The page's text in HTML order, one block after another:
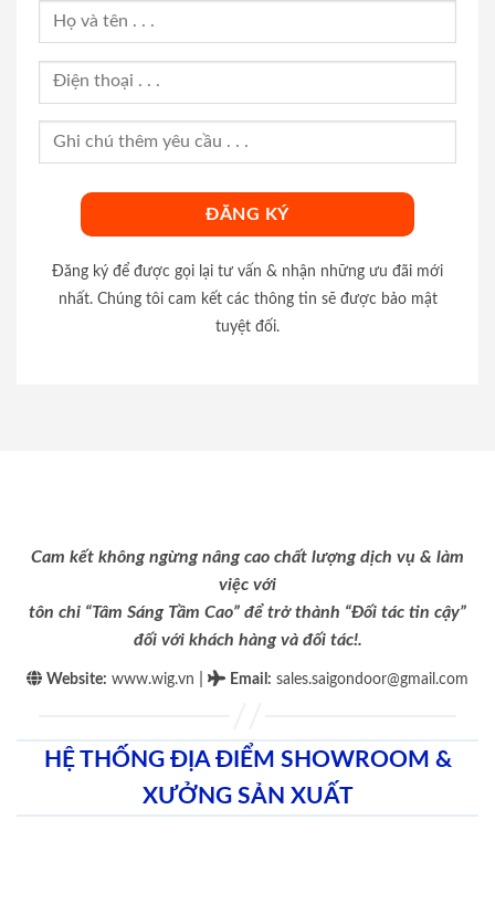
Đăng ký để được gọi lại tư vấn & nhận những ưu đãi mới
nhất. Chúng tôi cam kết các thông tin sẽ được bảo mật
tuyệt đối.
Cam kết không ngừng nâng cao chất lượng dịch vụ & làm
việc với
tôn chỉ “Tâm Sáng Tầm Cao” để trở thành “Đối tác tin cậy”
đối với khách hàng và đối tác!.
Website: www.wig.vn Email : sales.saigondoor@gmail.com
HỆ THỐNG ĐỊA ĐIỂM SHOWROOM &
XƯỞNG SẢN XUẤT